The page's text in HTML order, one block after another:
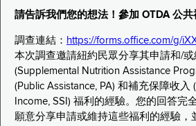
請告訴我們您的想法！參加 OTDA 公共
調查連結： https://forms.office.com/g/
本次調查邀請紐約民眾分享其申請和/
(Supplemental Nutrition Assistance
(Public Assistance, PA) 和補充保障收入
Income, SSI) 福利的經驗。您的回答完
願意分享申請或維持這些福利的經驗，